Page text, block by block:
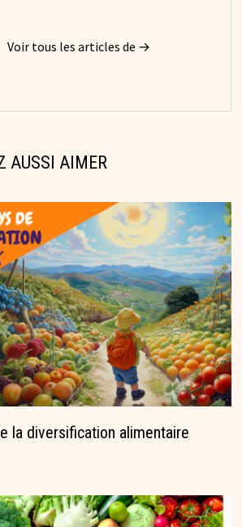
Voir tous les articles de →
AUSSI AIMER
la diversification alimentaire